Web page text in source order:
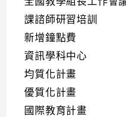
課諮師研習培訓
新增鐘點費
資訊學科中心
均質化計畫
優質化計畫
國際教育計畫